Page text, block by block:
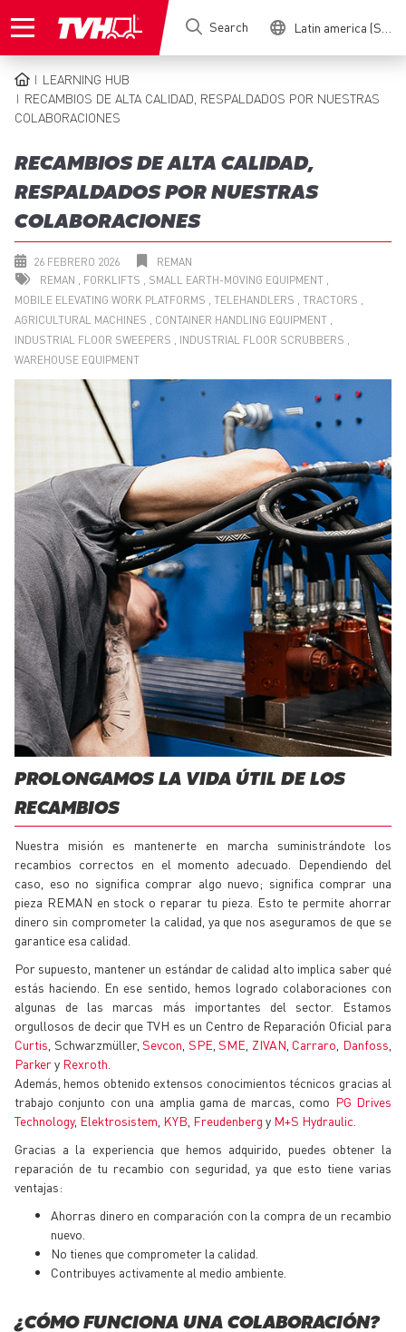
to
Search Latin america (Spanish)
BREADCRUMB
LEARNING HUB
RECAMBIOS DE ALTA CALIDAD, RESPALDADOS POR NUESTRAS
COLABORACIONES
RECAMBIOS DE ALTA CALIDAD,
RESPALDADOS POR NUESTRAS
COLABORACIONES
26 FEBRERO 2026
REMAN
REMAN
FORKLIFTS
SMALL EARTH-MOVING EQUIPMENT
MOBILE ELEVATING WORK PLATFORMS
TELEHANDLERS
TRACTORS
AGRICULTURAL MACHINES
CONTAINER HANDLING EQUIPMENT
INDUSTRIAL FLOOR SWEEPERS
INDUSTRIAL FLOOR SCRUBBERS
WAREHOUSE EQUIPMENT
PROLONGAMOS LA VIDA ÚTIL DE LOS
RECAMBIOS
Nuestra misión es mantenerte en marcha suministrándote los
recambios correctos en el momento adecuado. Dependiendo del
caso, eso no significa comprar algo nuevo; significa comprar una
pieza REMAN en stock o reparar tu pieza. Esto te permite ahorrar
dinero sin comprometer la calidad, ya que nos aseguramos de que se
garantice esa calidad.
Por supuesto, mantener un estándar de calidad alto implica saber qué
estás haciendo. En ese sentido, hemos logrado colaboraciones con
algunas de las marcas más importantes del sector. Estamos
orgullosos de decir que TVH es un Centro de Reparación Oficial para
Curtis , Schwarzmüller,Sevcon SPE SME ZIVAN Carraro Danfoss
Parkery Rexroth
Además, hemos obtenido extensos conocimientos técnicos gracias al
trabajo conjunto con una amplia gama de marcas, como PG Drives
Technology, Elektrosistem KYB Freudenberg y M+S Hydraulic
Gracias a la experiencia que hemos adquirido, puedes obtener la
reparación de tu recambio con seguridad, ya que esto tiene varias
ventajas:
Ahorras dinero en comparación con la compra de un recambio
nuevo.
No tienes que comprometer la calidad.
Contribuyes activamente al medio ambiente.
¿CÓMO FUNCIONA UNA COLABORACIÓN?